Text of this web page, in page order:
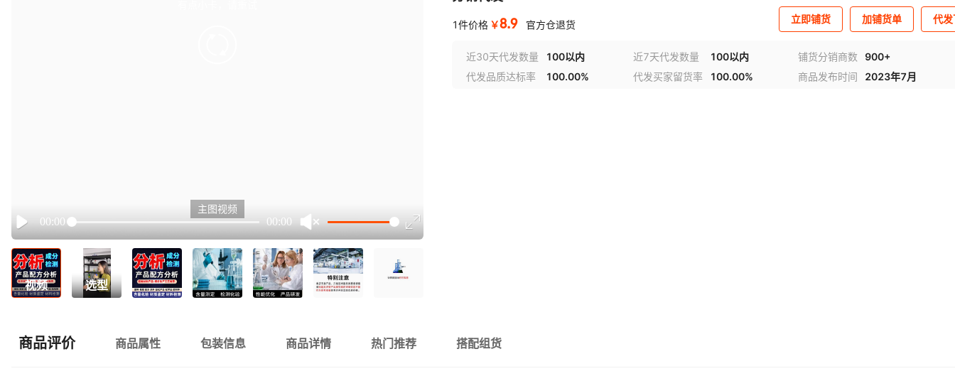
Play
00:00 00:00
主图视频
视频 选型
1件价格 ￥8.9 官方仓退货 立即铺货 加铺货单 代
近30天代发数量 100以内 近7天代发数量 100以内 铺货分销商数
900+
代发品质达标率
100.00% 代发买家留货率 100.00% 商品发布时间 2023年7月
商品评价 商品属性 包装信息 商品详情 热门推荐 搭配组货